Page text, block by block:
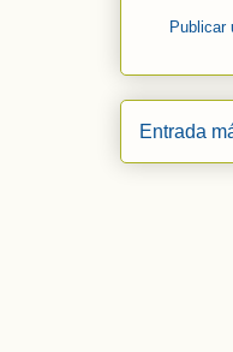
Publicar
Entrada